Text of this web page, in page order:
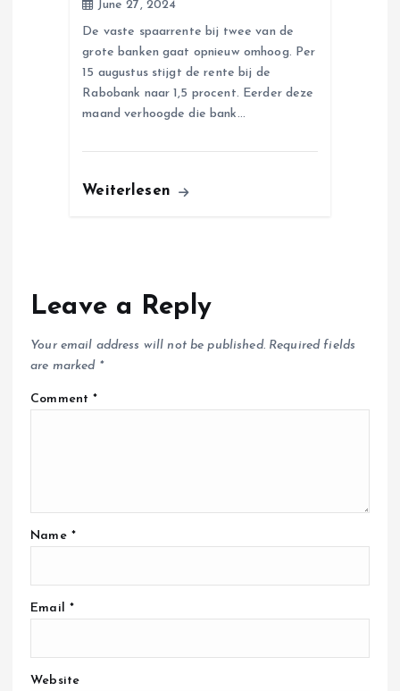
June 27, 2024
De vaste spaarrente bij twee van de
grote banken gaat opnieuw omhoog. Per
15 augustus stijgt de rente bij de
Rabobank naar 1,5 procent. Eerder deze
maand verhoogde die bank…
Weiterlesen
Leave a Reply
Your email address will not be published. Required fields
are marked *
Comment*
Name *
Email *
Website